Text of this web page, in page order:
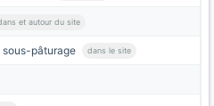
et autour du site
sous-pâturage dans le site